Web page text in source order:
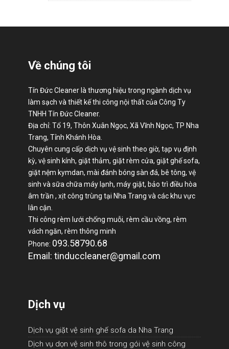
Về chúng tôi
Tín Đức Cleaner là thương hiệu trong ngành dịch vụ
làm sạch và thiết kế thi công nội thất của Công Ty
TNHH Tín Đức Cleaner.
Địa chỉ: Tổ 19, Thôn Xuân Ngọc, Xã Vĩnh Ngọc, TP Nha
Trang, Tỉnh Khánh Hòa.
Chuyên cung cấp dịch vụ vệ sinh theo giờ, tạp vụ định
kỳ, vệ sinh kính, giặt thảm, giặt rèm cửa, giặt ghế sofa,
giặt nệm kymdan, mài đánh bóng sàn đá, bê tông, vệ
sinh và sữa chữa máy lạnh, máy giặt, bảo trì điều hòa
âm trần , xịt công trùng tại Nha Trang và các khu vực
lân cận.
Thi công rèm lưới chống muỗi, rèm cầu vồng, rèm
vách ngăn, rèm thông minh
Phone: 093.58790.68
Email: tinduccleaner@gmail.com
Dịch vụ
Dịch vụ giặt vệ sinh ghế sofa da Nha Trang
Dịch vụ dọn vệ sinh thô trong gói vệ sinh công